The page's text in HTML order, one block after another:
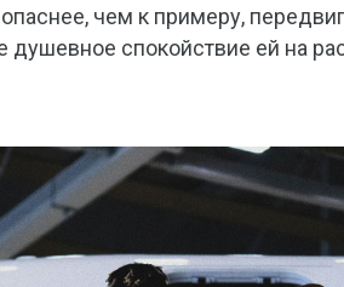
чем к примеру,
душевное спокойствие ей на